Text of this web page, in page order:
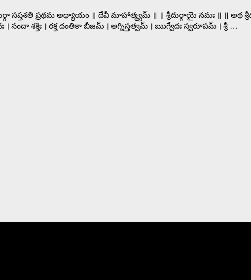
దుర్గా సప్తశతి ప్రథమ అధ్యాయం ॥ దేవీ మాహాత్మ్యమ్ ॥ ॥ శ్రీదుర్గాయై నమః ॥ ॥
శక్తిః । రక్త దంతికా బీజమ్ । అగ్నిస్తత్వమ్ । ఋగ్వేదః స్వరూపమ్ । శ్రీ …